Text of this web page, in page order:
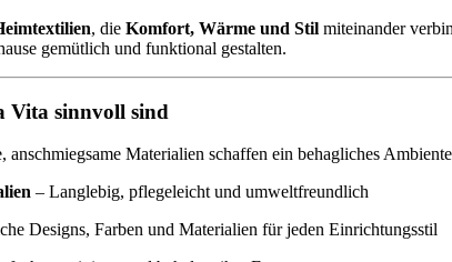
, die Komfort, Wärme und Stil miteinander
gemütlich und funktional gestalten.
Vita sinnvoll sind
anschmiegsame Materialien schaffen ein behagliches Ambiente
– Langlebig, pflegeleicht und umweltfreundlich
Designs, Farben und Materialien für jeden Einrichtungsstil